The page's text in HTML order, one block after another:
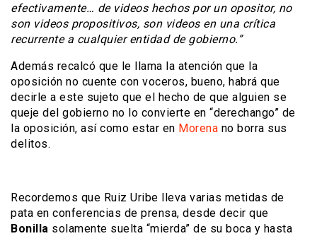
efectivamente… de videos hechos por un opositor, no
son videos propositivos, son videos en una crítica
recurrente a cualquier entidad de gobierno.”
Además recalcó que le llama la atención que la
oposición no cuente con voceros, bueno, habrá que
decirle a este sujeto que el hecho de que alguien se
queje del gobierno no lo convierte en “derechango” de
la oposición, así como estar en Morena no borra sus
delitos.
Recordemos que Ruiz Uribe lleva varias metidas de
pata en conferencias de prensa, desde decir que
Bonilla solamente suelta “mierda” de su boca y hasta